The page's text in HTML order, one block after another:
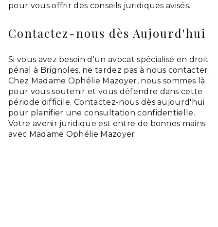
pour vous offrir des conseils juridiques avisés.
Contactez-nous dès Aujourd'hui
Si vous avez besoin d'un avocat spécialisé en droit
pénal à Brignoles, ne tardez pas à nous contacter.
Chez Madame Ophélie Mazoyer, nous sommes là
pour vous soutenir et vous défendre dans cette
période difficile. Contactez-nous dès aujourd'hui
pour planifier une consultation confidentielle.
Votre avenir juridique est entre de bonnes mains
avec Madame Ophélie Mazoyer.